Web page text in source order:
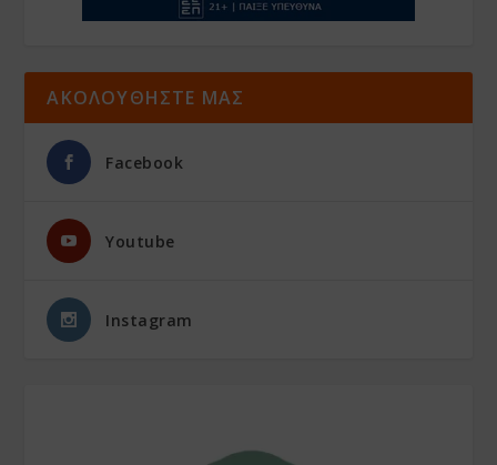
ΑΚΟΛΟΥΘΗΣΤΕ ΜΑΣ
Facebook
Youtube
Instagram